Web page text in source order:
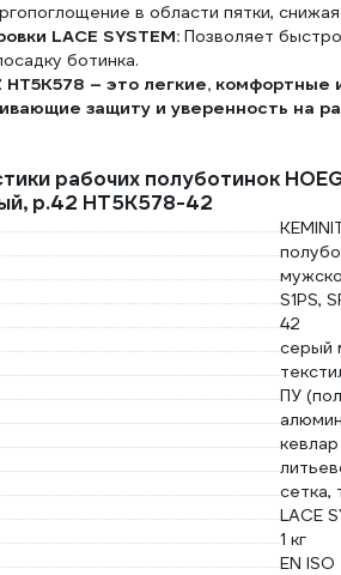
в области пятки, снижая
LACE SYSTEM: Позволяет
ботинка.
HT5K578 – это легкие,
защиту и уверенность на
рабочих полуботинок
р.42 HT5K578-42
S1PS,
42
серый
ПУ
кевлар
сетка,
LACE
1 кг
EN